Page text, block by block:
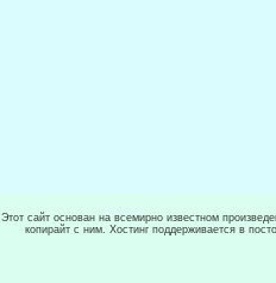
Этот сайт основан на всемирно известном
копирайт с ним. Хостинг поддерживается в